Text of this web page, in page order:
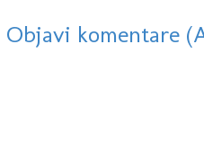
Objavi komentare